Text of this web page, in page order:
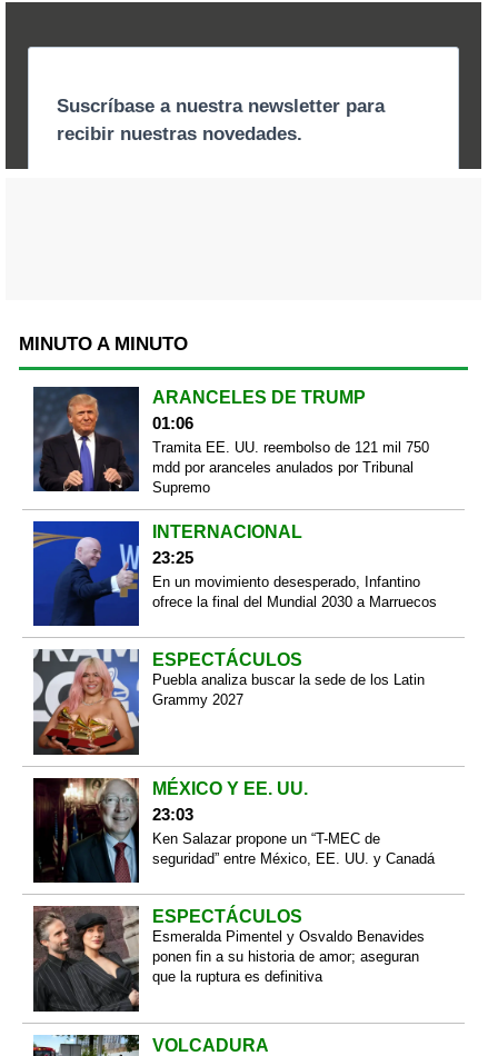
MINUTO A MINUTO
ARANCELES DE TRUMP
01:06
Tramita EE. UU. reembolso de 121 mil 750
mdd por aranceles anulados por Tribunal
Supremo
INTERNACIONAL
23:25
En un movimiento desesperado, Infantino
ofrece la final del Mundial 2030 a Marruecos
ESPECTÁCULOS
Puebla analiza buscar la sede de los Latin
Grammy 2027
MÉXICO Y EE. UU.
23:03
Ken Salazar propone un “T-MEC de
seguridad” entre México, EE. UU. y Canadá
ESPECTÁCULOS
Esmeralda Pimentel y Osvaldo Benavides
ponen fin a su historia de amor; aseguran
que la ruptura es definitiva
VOLCADURA